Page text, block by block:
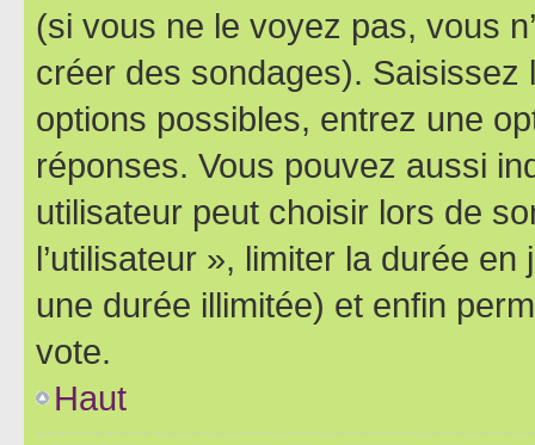
(si vous ne le voyez pas, vous
créer des sondages).
options possibles, entrez une
réponses. Vous pouvez aussi
utilisateur peut choisir lors de
l’utilisateur », limiter la durée
une durée illimitée) et enfin
vote.
Haut